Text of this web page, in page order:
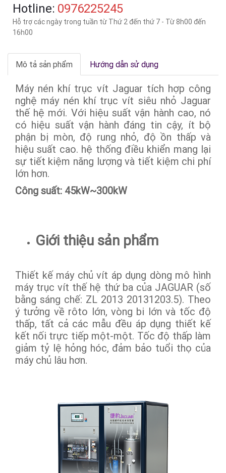
Hotline: ‎0976225245
Hỗ trợ các ngày trong tuần từ Thứ 2 đến thứ 7 - Từ 8h00 đến
16h00
Mô tả sản phẩm Hướng dẫn sử dụng
Máy nén khí trục vít Jaguar tích hợp công
nghệ máy nén khí trục vít siêu nhỏ Jaguar
thế hệ mới. Với hiệu suất vận hành cao, nó
có hiệu suất vận hành đáng tin cậy, ít bộ
phận bị mòn, độ rung nhỏ, độ ồn thấp và
hiệu suất cao. hệ thống điều khiển mang lại
sự tiết kiệm năng lượng và tiết kiệm chi phí
lớn hơn.
Công suất: 45kW~300kW
Giới thiệu sản phẩm
Thiết kế máy chủ vít áp dụng dòng mô hình
máy trục vít thế hệ thứ ba của JAGUAR (số
bằng sáng chế: ZL 2013 20131203.5). Theo
ý tưởng về rôto lớn, vòng bi lớn và tốc độ
thấp, tất cả các mẫu đều áp dụng thiết kế
kết nối trực tiếp một-một. Tốc độ thấp làm
giảm tỷ lệ hỏng hóc, đảm bảo tuổi thọ của
máy chủ lâu hơn.